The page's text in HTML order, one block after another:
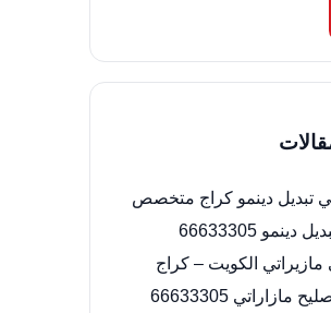
تبديل دينمو كراج متخصص
66633305
مازيراتي الكويت – كراج
66633305